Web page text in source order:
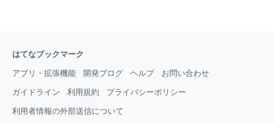
はてなブックマーク
アプリ・拡張機能 開発ブログ ヘルプ お問い合わせ
ガイドライン 利用規約 プライバシーポリシー
利用者情報の外部送信について